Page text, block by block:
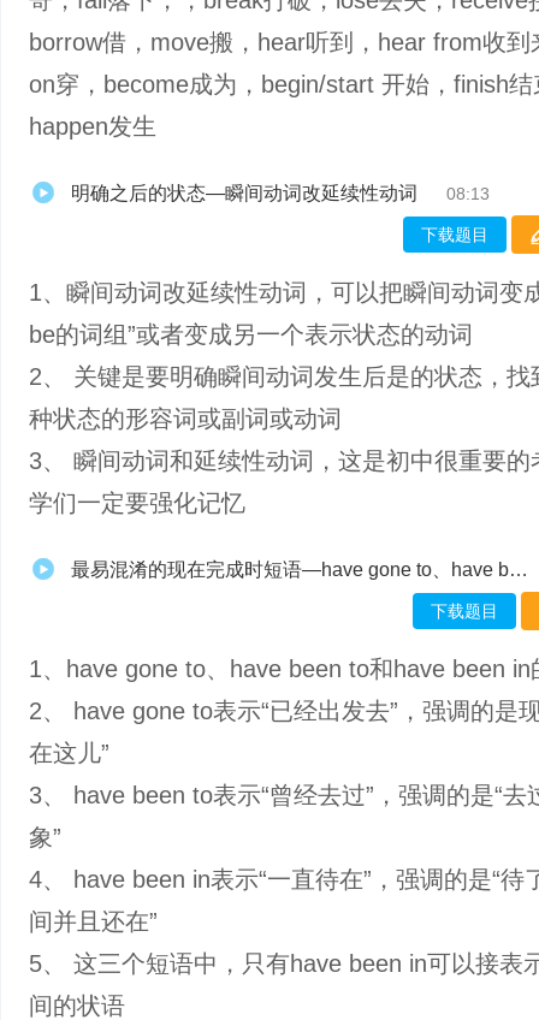
borrow借，move搬，hear听到，hear from收到
on穿，become成为，begin/start 开始，finish结
happen发生
明确之后的状态—瞬间动词改延续性动词 08:13
下载题目
1、瞬间动词改延续性动词，可以把瞬间动词变
be的词组”或者变成另一个表示状态的动词
2、 关键是要明确瞬间动词发生后是的状态，找
种状态的形容词或副词或动词
3、 瞬间动词和延续性动词，这是初中很重要的
学们一定要强化记忆
最易混淆的现在完成时短语—have gone to、have been to和have been in-muxed
下载题目
1、have gone to、have been to和have been in
2、 have gone to表示“已经出发去”，强调的是
在这儿”
3、 have been to表示“曾经去过”，强调的是“去
象”
4、 have been in表示“一直待在”，强调的是“待
间并且还在”
5、 这三个短语中，只有have been in可以接表
间的状语